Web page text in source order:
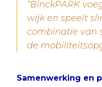
“BinckPARK
wijk en speelt
combinatie van
de
Samenwerking en